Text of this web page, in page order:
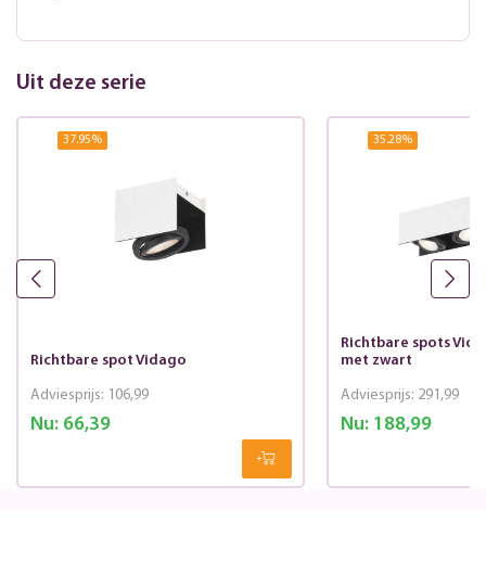
Uit deze serie
37.95%
Richtbare spot Vidago
Nu:66,39
Adviesprijs: 106,99
35.28%
Richtbare spots
met zwart
Nu:188,99
Adviesprijs: 291,99